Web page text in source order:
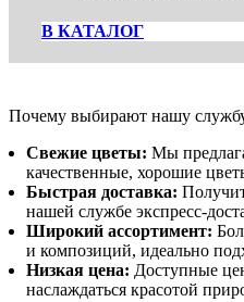
В КАТАЛОГ
Почему выбирают нашу
Свежие цветы: Мы
качественные, хорошие
Быстрая доставка:
нашей службе экспресс-
Широкий ассортимент:
и композиций, идеально
Низкая цена: Доступные
наслаждаться красотой